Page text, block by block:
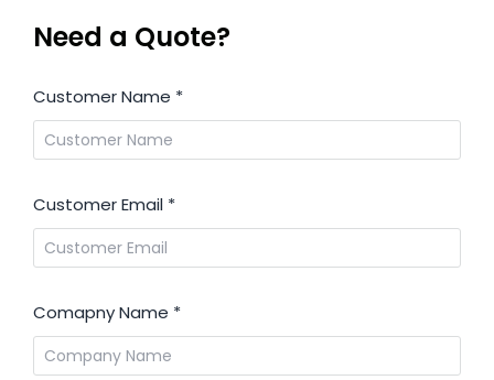
Need a Quote?
Customer Name *
Customer Email *
Comapny Name *